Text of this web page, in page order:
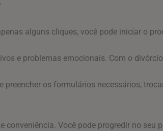
alguns cliques, você pode iniciar o
e problemas emocionais. Com o
preencher os formulários necessários,
conveniência. Você pode progredir no seu